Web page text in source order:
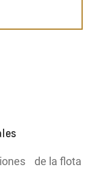
de la flota